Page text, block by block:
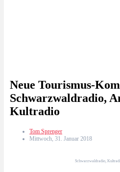
Neue Tourismus-
Schwarzwaldradio,
Kultradio
Tom Sprenger
Mittwoch, 31. Januar 2018
Schwarzwaldradio,